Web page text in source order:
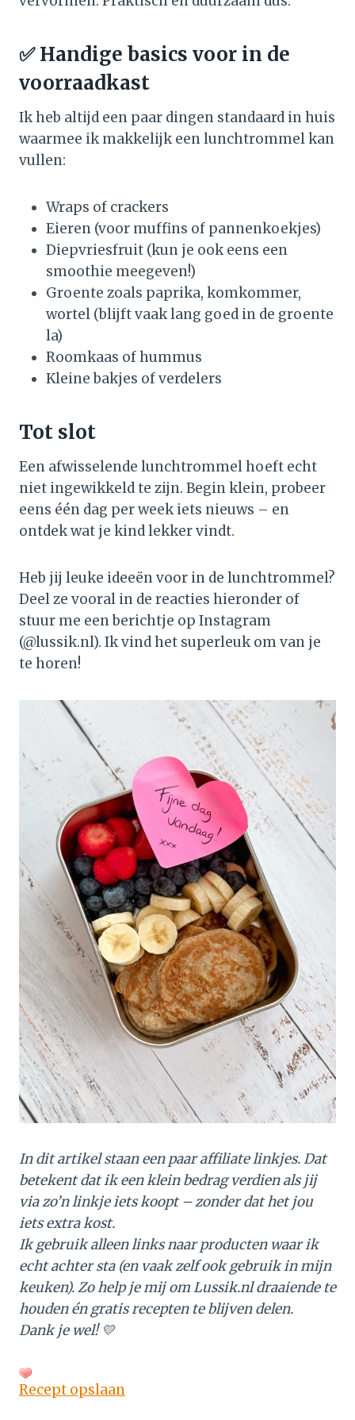
✅ Handige basics voor in de
voorraadkast
Ik heb altijd een paar dingen standaard in huis
waarmee ik makkelijk een lunchtrommel kan
vullen:
Wraps of crackers
Eieren (voor muffins of pannenkoekjes)
Diepvriesfruit (kun je ook eens een
smoothie meegeven!)
Groente zoals paprika, komkommer,
wortel (blijft vaak lang goed in de groente
la)
Roomkaas of hummus
Kleine bakjes of verdelers
Tot slot
Een afwisselende lunchtrommel hoeft echt
niet ingewikkeld te zijn. Begin klein, probeer
eens één dag per week iets nieuws – en
ontdek wat je kind lekker vindt.
Heb jij leuke ideeën voor in de lunchtrommel?
Deel ze vooral in de reacties hieronder of
stuur me een berichtje op Instagram
(@lussik.nl). Ik vind het superleuk om van je
te horen!
In dit artikel staan een paar affiliate linkjes. Dat
betekent dat ik een klein bedrag verdien als jij
via zo’n linkje iets koopt – zonder dat het jou
iets extra kost.
Ik gebruik alleen links naar producten waar ik
echt achter sta (en vaak zelf ook gebruik in mijn
keuken). Zo help je mij om Lussik.nl draaiende te
houden én gratis recepten te blijven delen.
Dank je wel! 💛
Recept opslaan